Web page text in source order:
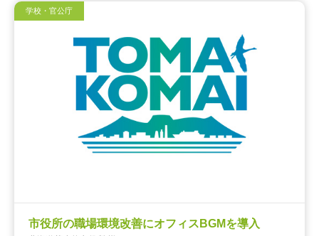
学校・官公庁
市役所の職場環境改善にオフィスBGMを導入